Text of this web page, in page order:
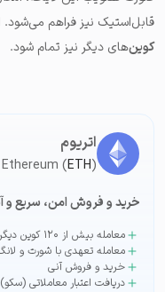
قابل‌استیک نیز فراهم می‌شود.
کوین‌های دیگر نیز تمام شود.
اتریوم
Ethereum (ETH)
خرید و فروش امن، سریع و
معامله بیش از ۱۲۰ کوین دیگر
معامله تعهدی با شورت و
خرید و فروش آنی
دریافت اعتبار معاملاتی (سکو)